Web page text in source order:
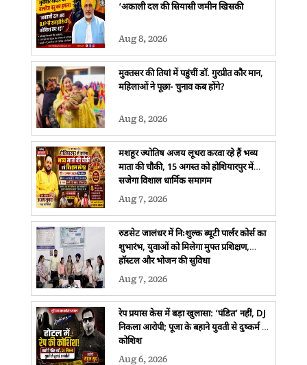
‘अकाली दल की सियासी जमीन खिसकी
Aug 8, 2026
मुक्तसर की तियां में पहुंचीं डॉ. गुरप्रीत कौर मान,
महिलाओं ने पूछा- चुनाव कब होंगे?
Aug 8, 2026
मशहूर ज्योतिष अजय लूथरा करवा रहे हैं भव्य
माता की चौकी, 15 अगस्त को होशियारपुर में
सजेगा विशाल धार्मिक समागम
Aug 7, 2026
रुडसेट जालंधर में निःशुल्क ब्यूटी पार्लर कोर्स का
शुभारंभ, युवाओं को मिलेगा मुफ्त प्रशिक्षण,
हॉस्टल और भोजन की सुविधा
Aug 7, 2026
रेप प्रयास केस में बड़ा खुलासा: ‘पंडित’ नहीं, DJ
निकला आरोपी; पूजा के बहाने युवती से दुष्कर्म की
कोशिश
Aug 6, 2026